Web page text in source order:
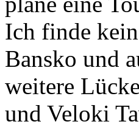
Ich finde
Bansko und
weitere
und Veloki